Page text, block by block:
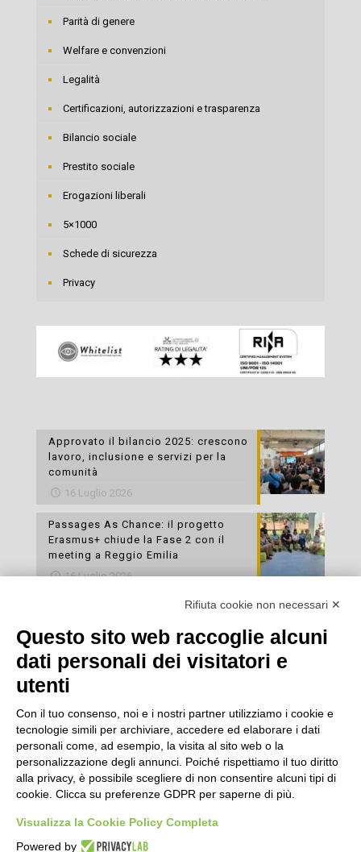
Parità di genere
Welfare e convenzioni
Legalità
Certificazioni, autorizzazioni e trasparenza
Bilancio sociale
Prestito sociale
Erogazioni liberali
5×1000
Schede di sicurezza
Privacy
Approvato il bilancio 2025: crescono
lavoro, inclusione e servizi per la
comunità
16 Luglio 2026
Passages As Chance: il progetto
Erasmus+ chiude la Fase 2 con il
meeting a Reggio Emilia
16 Luglio 2026
Esami di laboratorio preventivi
cura della propria salute
16 Luglio 2026
Rifiuta cookie non necessari ✕
Questo sito web raccoglie alcuni
dati personali dei visitatori e
utenti
Con il tuo consenso, noi e i nostri partner utilizziamo i cookie e
tecnologie simili per archiviare, accedere ed elaborare i dati
personali come, ad esempio, la visita al sito web o la
personalizzazione degli annunci. Poiché rispettiamo il tuo diritto
alla privacy, è possibile scegliere di non consentire alcuni tipi di
cookie. Clicca su preferenze GDPR per saperne di più.
Visualizza la Cookie Policy Completa
Powered by